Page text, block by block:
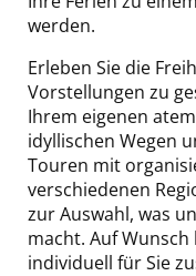
werden.
Erleben Sie die
Vorstellungen zu
Ihrem eigenen
idyllischen Wegen
Touren mit
verschiedenen
zur Auswahl, was
macht. Auf
individuell für Sie